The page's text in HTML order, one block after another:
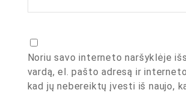
Noriu savo interneto naršyklėje
vardą, el. pašto adresą ir
kad jų nebereiktų įvesti iš naujo,